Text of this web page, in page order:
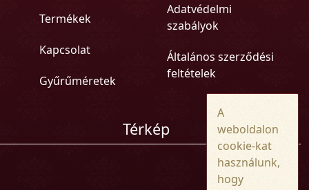
Termékek
Kapcsolat
Gyűrűméretek
Adatvédelmi
szabályok
Általános szerződési
feltételek
Térkép
A
weboldalon
cookie-kat
használunk,
hogy